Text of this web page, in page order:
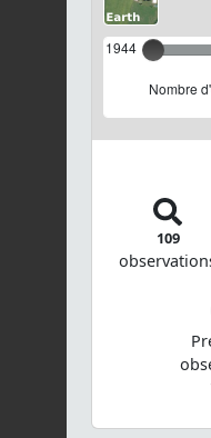
1944
Nombre
109